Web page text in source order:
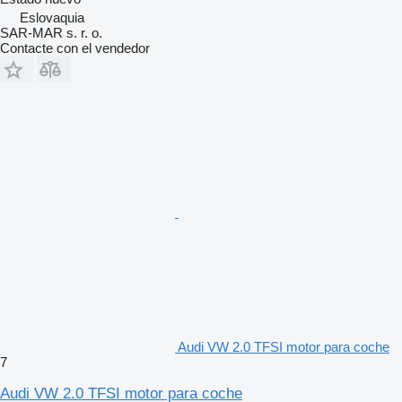
Eslovaquia
SAR-MAR s. r. o.
Contacte con el vendedor
Audi VW 2.0 TFSI motor para coche
7
Audi VW 2.0 TFSI motor para coche